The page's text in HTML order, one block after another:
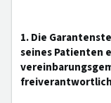
1. Die
seines Patienten